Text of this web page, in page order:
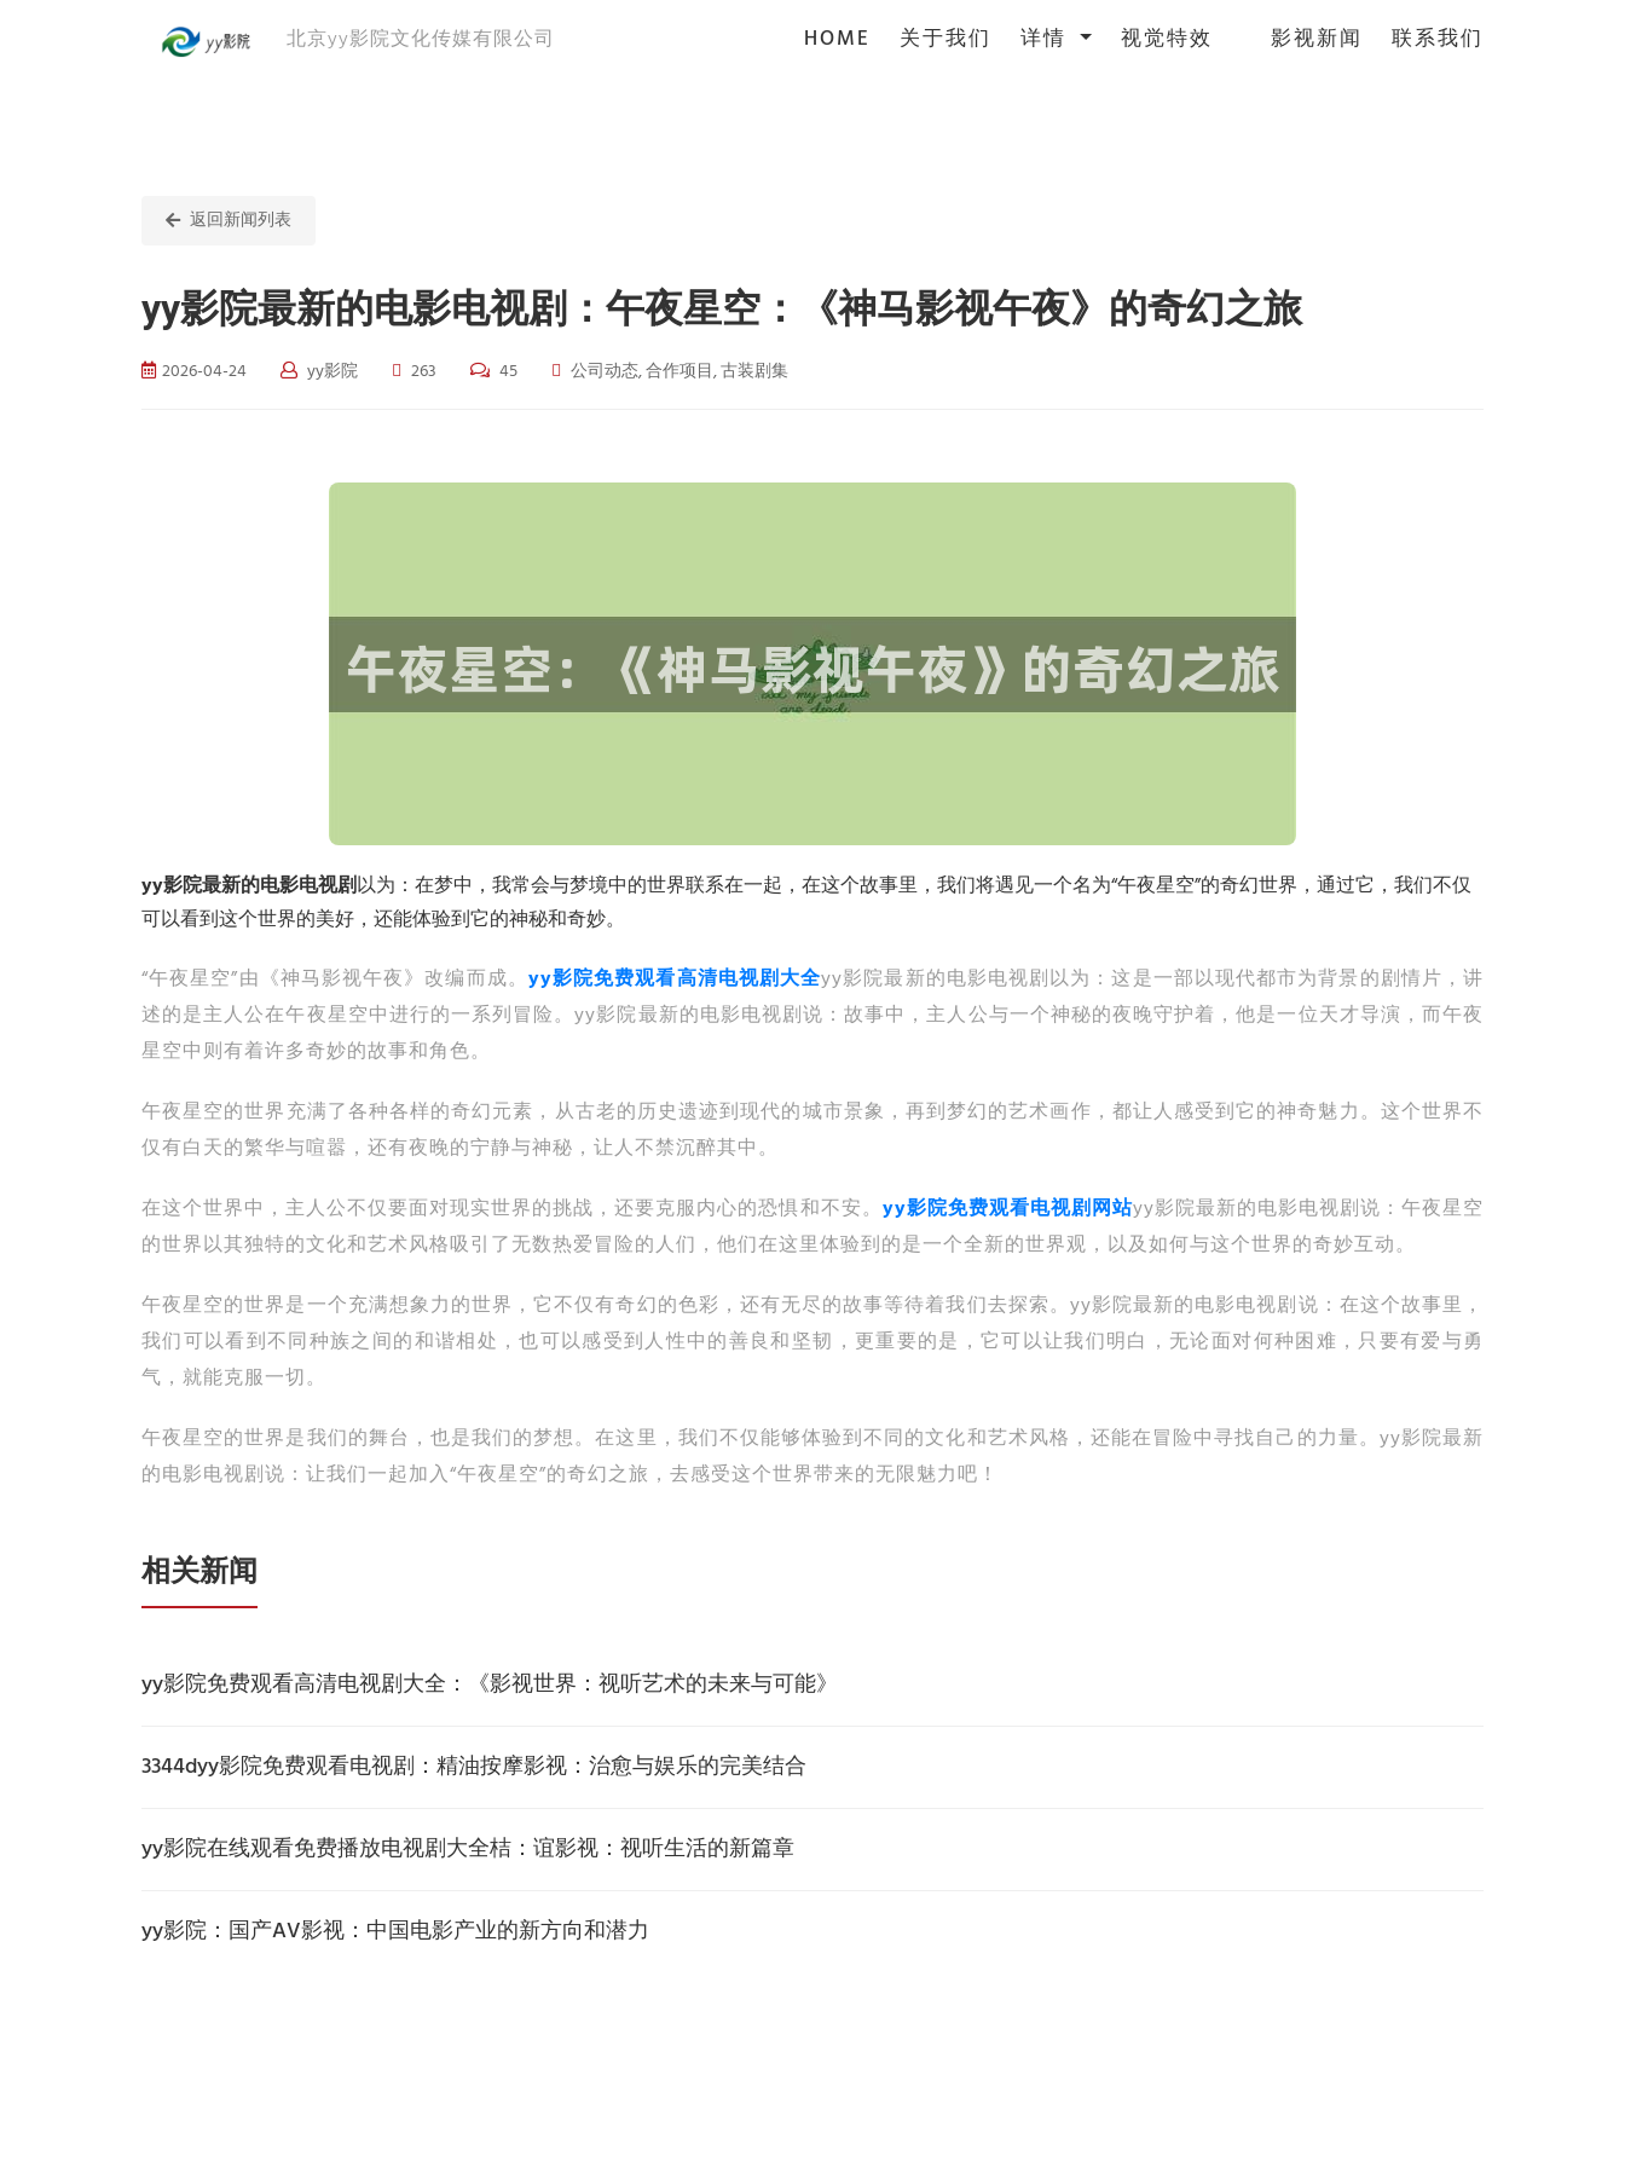
北京yy影院文化传媒有限公司 HOME (current)
关于我们 详情 视觉特效 影视新闻 联系我们
返回新闻列表
yy影院最新的电影电视剧：午夜星空：《神马影视午夜》的奇幻之旅
2026-04-24 yy影院 263 45 公司动态, 合作项目, 古装剧集
yy影院最新的电影电视剧以为：在梦中，我常会与梦境中的世界联系在一起，在这个故事里，我们将遇见一个名为“午夜星空”的奇幻世界，通过它，我们不仅
可以看到这个世界的美好，还能体验到它的神秘和奇妙。
“午夜星空”由《神马影视午夜》改编而成。 yy影院免费观看高清电视剧大全yy影院最新的电影电视剧以为：这是一部以现代都市为背景的剧情片，讲
述的是主人公在午夜星空中进行的一系列冒险。yy影院最新的电影电视剧说：故事中，主人公与一个神秘的夜晚守护着，他是一位天才导演，而午夜
星空中则有着许多奇妙的故事和角色。
午夜星空的世界充满了各种各样的奇幻元素，从古老的历史遗迹到现代的城市景象，再到梦幻的艺术画作，都让人感受到它的神奇魅力。这个世界不
仅有白天的繁华与喧嚣，还有夜晚的宁静与神秘，让人不禁沉醉其中。
在这个世界中，主人公不仅要面对现实世界的挑战，还要克服内心的恐惧和不安。 yy影院免费观看电视剧网站yy影院最新的电影电视剧说：午夜星空
的世界以其独特的文化和艺术风格吸引了无数热爱冒险的人们，他们在这里体验到的是一个全新的世界观，以及如何与这个世界的奇妙互动。
午夜星空的世界是一个充满想象力的世界，它不仅有奇幻的色彩，还有无尽的故事等待着我们去探索。yy影院最新的电影电视剧说：在这个故事里，
我们可以看到不同种族之间的和谐相处，也可以感受到人性中的善良和坚韧，更重要的是，它可以让我们明白，无论面对何种困难，只要有爱与勇
气，就能克服一切。
午夜星空的世界是我们的舞台，也是我们的梦想。在这里，我们不仅能够体验到不同的文化和艺术风格，还能在冒险中寻找自己的力量。yy影院最新
的电影电视剧说：让我们一起加入“午夜星空”的奇幻之旅，去感受这个世界带来的无限魅力吧！
相关新闻
yy影院免费观看高清电视剧大全：《影视世界：视听艺术的未来与可能》
3344dyy影院免费观看电视剧：精油按摩影视：治愈与娱乐的完美结合
yy影院在线观看免费播放电视剧大全桔：谊影视：视听生活的新篇章
yy影院：国产AV影视：中国电影产业的新方向和潜力